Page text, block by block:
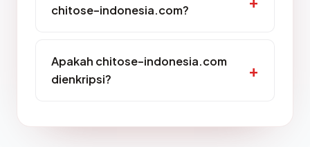
chitose-indonesia.com?
Apakah chitose-indonesia.com
dienkripsi?